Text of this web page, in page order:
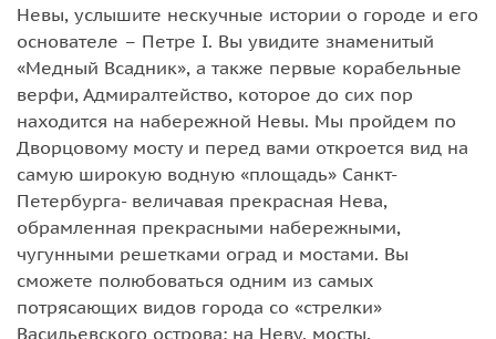
Невы, услышите нескучные истории о городе и его
основателе – Петре I. Вы увидите знаменитый
«Медный Всадник», а также первые корабельные
верфи, Адмиралтейство, которое до сих пор
находится на набережной Невы. Мы пройдем по
Дворцовому мосту и перед вами откроется вид на
самую широкую водную «площадь» Санкт-
Петербурга- величавая прекрасная Нева,
обрамленная прекрасными набережными,
чугунными решетками оград и мостами. Вы
сможете полюбоваться одним из самых
потрясающих видов города со «стрелки»
Васильевского острова: на Неву, мосты,